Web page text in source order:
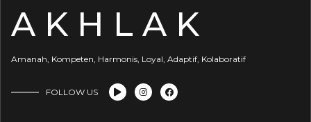
A K H L A K
Amanah, Kompeten, Harmonis, Loyal, Adaptif, Kolaboratif
FOLLOW US